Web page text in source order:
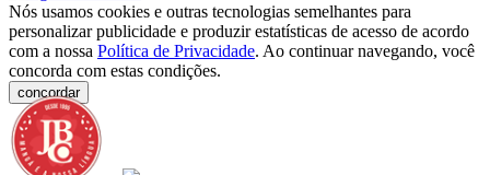
Nós usamos cookies e outras tecnologias semelhantes para
personalizar publicidade e produzir estatísticas de acesso de acordo
com a nossa Política de Privacidade. Ao continuar navegando, você
concorda com estas condições.
concordar